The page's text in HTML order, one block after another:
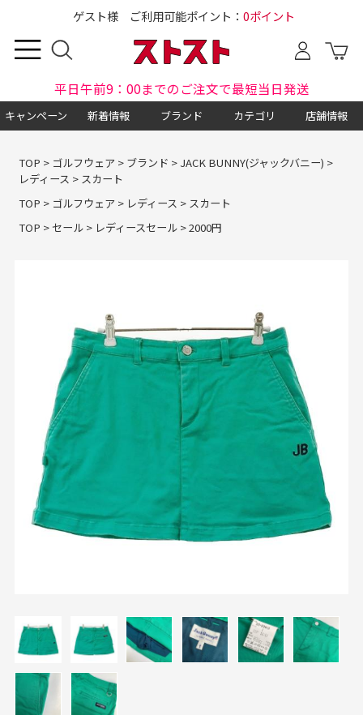
ゲスト様 ご利用可能ポイント： 0ポイント
平日午前9：00までのご注文で最短当日発送
キャンペーン 新着情報 ブランド カテゴリ 店舗情報
TOP > ゴルフウェア > ブランド > JACK BUNNY(ジャックバニー) >
レディース > スカート
TOP > ゴルフウェア > レディース > スカート
TOP > セール> レディースセール>2000円